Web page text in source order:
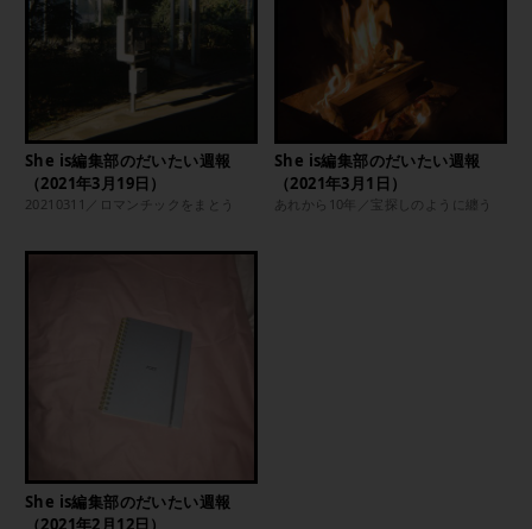
She is編集部のだいたい週報
（2021年3月19日）
20210311／ロマンチックをまとう
She is編集部のだいたい週報
（2021年3月1日）
あれから10年／宝探しのように纏う
She is編集部のだいたい週報
（2021年2月12日）